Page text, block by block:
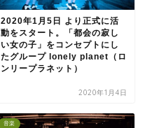
2020年1月5日 より正式に活
動をスタート。「都会の寂し
い女の子」をコンセプトにし
たグループ lonely planet（ロ
ンリープラネット）
2020年1月4日
音楽